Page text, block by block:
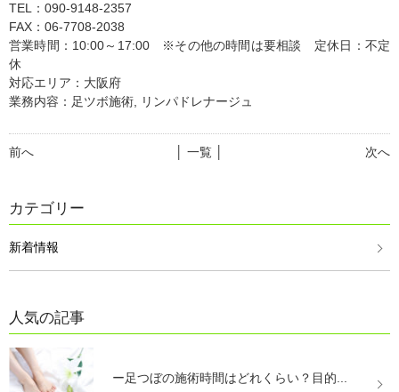
TEL：090-9148-2357
FAX：06-7708-2038
営業時間：10:00～17:00 ※その他の時間は要相談 定休日：不定
休
対応エリア：大阪府
業務内容：足ツボ施術, リンパドレナージュ
前へ 次へ
│ 一覧 │
カテゴリー
新着情報
人気の記事
ー足つぼの施術時間はどれくらい？目的...